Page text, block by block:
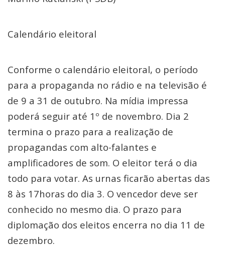
Calendário eleitoral
Conforme o calendário eleitoral, o período
para a propaganda no rádio e na televisão é
de 9 a 31 de outubro. Na mídia impressa
poderá seguir até 1º de novembro. Dia 2
termina o prazo para a realização de
propagandas com alto-falantes e
amplificadores de som. O eleitor terá o dia
todo para votar. As urnas ficarão abertas das
8 às 17horas do dia 3. O vencedor deve ser
conhecido no mesmo dia. O prazo para
diplomação dos eleitos encerra no dia 11 de
dezembro.